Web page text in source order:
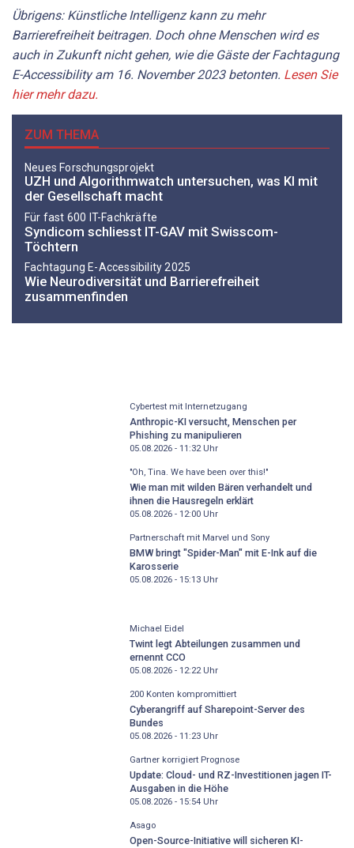
Übrigens: Künstliche Intelligenz kann zu mehr
Barrierefreiheit beitragen. Doch ohne Menschen wird es
auch in Zukunft nicht gehen, wie die Gäste der Fachtagung
E-Accessibility am 16. November 2023 betonten. Lesen Sie
hier mehr dazu.
ZUM THEMA
Neues Forschungsprojekt
UZH und Algorithmwatch untersuchen, was KI mit
der Gesellschaft macht
Für fast 600 IT-Fachkräfte
Syndicom schliesst IT-GAV mit Swisscom-
Töchtern
Fachtagung E-Accessibility 2025
Wie Neurodiversität und Barrierefreiheit
zusammenfinden
Cybertest mit Internetzugang
Anthropic-KI versucht, Menschen per
Phishing zu manipulieren
05.08.2026 - 11:32Uhr
"Oh, Tina. We have been over this!"
Wie man mit wilden Bären verhandelt und
ihnen die Hausregeln erklärt
05.08.2026 - 12:00Uhr
Partnerschaft mit Marvel und Sony
BMW bringt "Spider-Man" mit E-Ink auf die
Karosserie
05.08.2026 - 15:13Uhr
Michael Eidel
Twint legt Abteilungen zusammen und
ernennt CCO
05.08.2026 - 12:22Uhr
200 Konten kompromittiert
Cyberangriff auf Sharepoint-Server des
Bundes
05.08.2026 - 11:23Uhr
Gartner korrigiert Prognose
Update: Cloud- und RZ-Investitionen jagen IT-
Ausgaben in die Höhe
05.08.2026 - 15:54Uhr
Asago
Open-Source-Initiative will sicheren KI-